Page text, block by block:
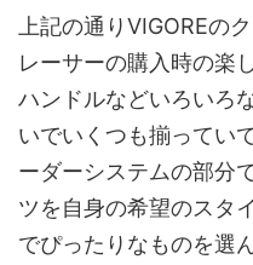
上記の通りVIGOREの
レーサーの購入時の楽
ハンドルなどいろいろ
いでいくつも揃ってい
ーダーシステムの部分
ツを自身の希望のスタ
でぴったりなものを選